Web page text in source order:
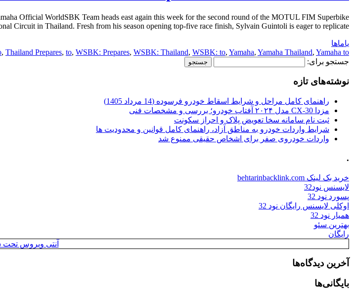
Official WorldSBK Team heads east again this week for the second round of the MOTUL FIM Superbike
Circuit in Thailand. Fresh from his season opening top-five race finish, Sylvain Guintoli is eager to replicate […]
یاماها
, Thailand Prepares, to, WSBK: Prepares, WSBK: Thailand, WSBK: to, Yamaha, Yamaha Thailand, Yamaha to
جستجو برای:
نوشته‌های تازه
راهنمای کامل مراحل و شرایط اسقاط خودرو فرسوده (14 مرداد 1405)
مزدا CX-30 مدل ۲۰۲۴ آفتاب خودرو؛ بررسی و مشخصات فنی
ثبت نام سامانه سخا تعویض پلاک و احراز سکونت
شرایط واردات خودرو به مناطق آزاد، راهنمای کامل قوانین و محدودیت ها
واردات خودروی صفر برای اشخاص حقیقی ممنوع شد
.
خرید بک لینک behtarinbacklink.com
لایسنس نود32
پسورد نود 32
اوکلی لایسنس رایگان نود 32
همیار نود 32
بهترین سئو
رایگان
آنتی ویروس تحت
آخرین دیدگاه‌ها
بایگانی‌ها